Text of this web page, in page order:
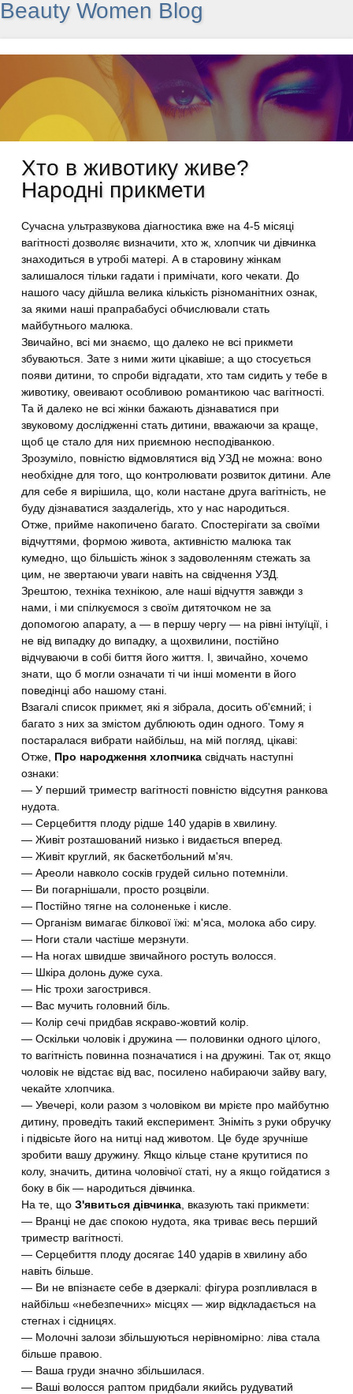
Beauty Women Blog
Хто в животику живе?
Народні прикмети
Сучасна ультразвукова діагностика вже на 4-5 місяці
вагітності дозволяє визначити, хто ж, хлопчик чи дівчинка
знаходиться в утробі матері. А в старовину жінкам
залишалося тільки гадати і примічати, кого чекати. До
нашого часу дійшла велика кількість різноманітних ознак,
за якими наші прапрабабусі обчислювали стать
майбутнього малюка.
Звичайно, всі ми знаємо, що далеко не всі прикмети
збуваються. Зате з ними жити цікавіше; а що стосується
появи дитини, то спроби відгадати, хто там сидить у тебе в
животику, овеивают особливою романтикою час вагітності.
Та й далеко не всі жінки бажають дізнаватися при
звуковому дослідженні стать дитини, вважаючи за краще,
щоб це стало для них приємною несподіванкою.
Зрозуміло, повністю відмовлятися від УЗД не можна: воно
необхідне для того, що контролювати розвиток дитини. Але
для себе я вирішила, що, коли настане друга вагітність, не
буду дізнаватися заздалегідь, хто у нас народиться.
Отже, прийме накопичено багато. Спостерігати за своїми
відчуттями, формою живота, активністю малюка так
кумедно, що більшість жінок з задоволенням стежать за
цим, не звертаючи уваги навіть на свідчення УЗД.
Зрештою, техніка технікою, але наші відчуття завжди з
нами, і ми спілкуємося з своїм дитяточком не за
допомогою апарату, а — в першу чергу — на рівні інтуїції, і
не від випадку до випадку, а щохвилини, постійно
відчуваючи в собі биття його життя. І, звичайно, хочемо
знати, що б могли означати ті чи інші моменти в його
поведінці або нашому стані.
Взагалі список прикмет, які я зібрала, досить об'ємний; і
багато з них за змістом дублюють один одного. Тому я
постаралася вибрати найбільш, на мій погляд, цікаві:
Отже, Про народження хлопчика свідчать наступні
ознаки:
— У перший триместр вагітності повністю відсутня ранкова
нудота.
— Серцебиття плоду рідше 140 ударів в хвилину.
— Живіт розташований низько і видається вперед.
— Живіт круглий, як баскетбольний м'яч.
— Ареоли навколо сосків грудей сильно потемніли.
— Ви погарнішали, просто розцвіли.
— Постійно тягне на солоненьке і кисле.
— Організм вимагає білкової їжі: м'яса, молока або сиру.
— Ноги стали частіше мерзнути.
— На ногах швидше звичайного ростуть волосся.
— Шкіра долонь дуже суха.
— Ніс трохи загострився.
— Вас мучить головний біль.
— Колір сечі придбав яскраво-жовтий колір.
— Оскільки чоловік і дружина — половинки одного цілого,
то вагітність повинна позначатися і на дружині. Так от, якщо
чоловік не відстає від вас, посилено набираючи зайву вагу,
чекайте хлопчика.
— Увечері, коли разом з чоловіком ви мрієте про майбутню
дитину, проведіть такий експеримент. Зніміть з руки обручку
і підвісьте його на нитці над животом. Це буде зручніше
зробити вашу дружину. Якщо кільце стане крутитися по
колу, значить, дитина чоловічої статі, ну а якщо гойдатися з
боку в бік — народиться дівчинка.
На те, щоЗ'явиться дівчинка , вказують такі прикмети:
— Вранці не дає спокою нудота, яка триває весь перший
триместр вагітності.
— Серцебиття плоду досягає 140 ударів в хвилину або
навіть більше.
— Ви не впізнаєте себе в дзеркалі: фігура розпливлася в
найбільш «небезпечних» місцях — жир відкладається на
стегнах і сідницях.
— Молочні залози збільшуються нерівномірно: ліва стала
більше правою.
— Ваша груди значно збільшилася.
— Ваші волосся раптом придбали якийсь рудуватий